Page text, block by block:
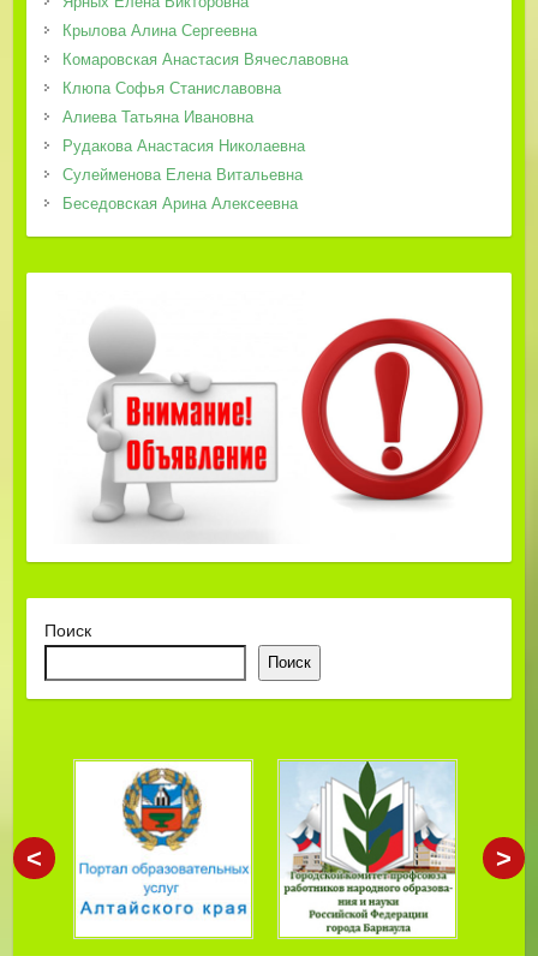
Крылова Алина Сергеевна
Комаровская Анастасия Вячеславовна
Клюпа Софья Станиславовна
Алиева Татьяна Ивановна
Рудакова Анастасия Николаевна
Сулейменова Елена Витальевна
Беседовская Арина Алексеевна
Поиск
Поиск
< >